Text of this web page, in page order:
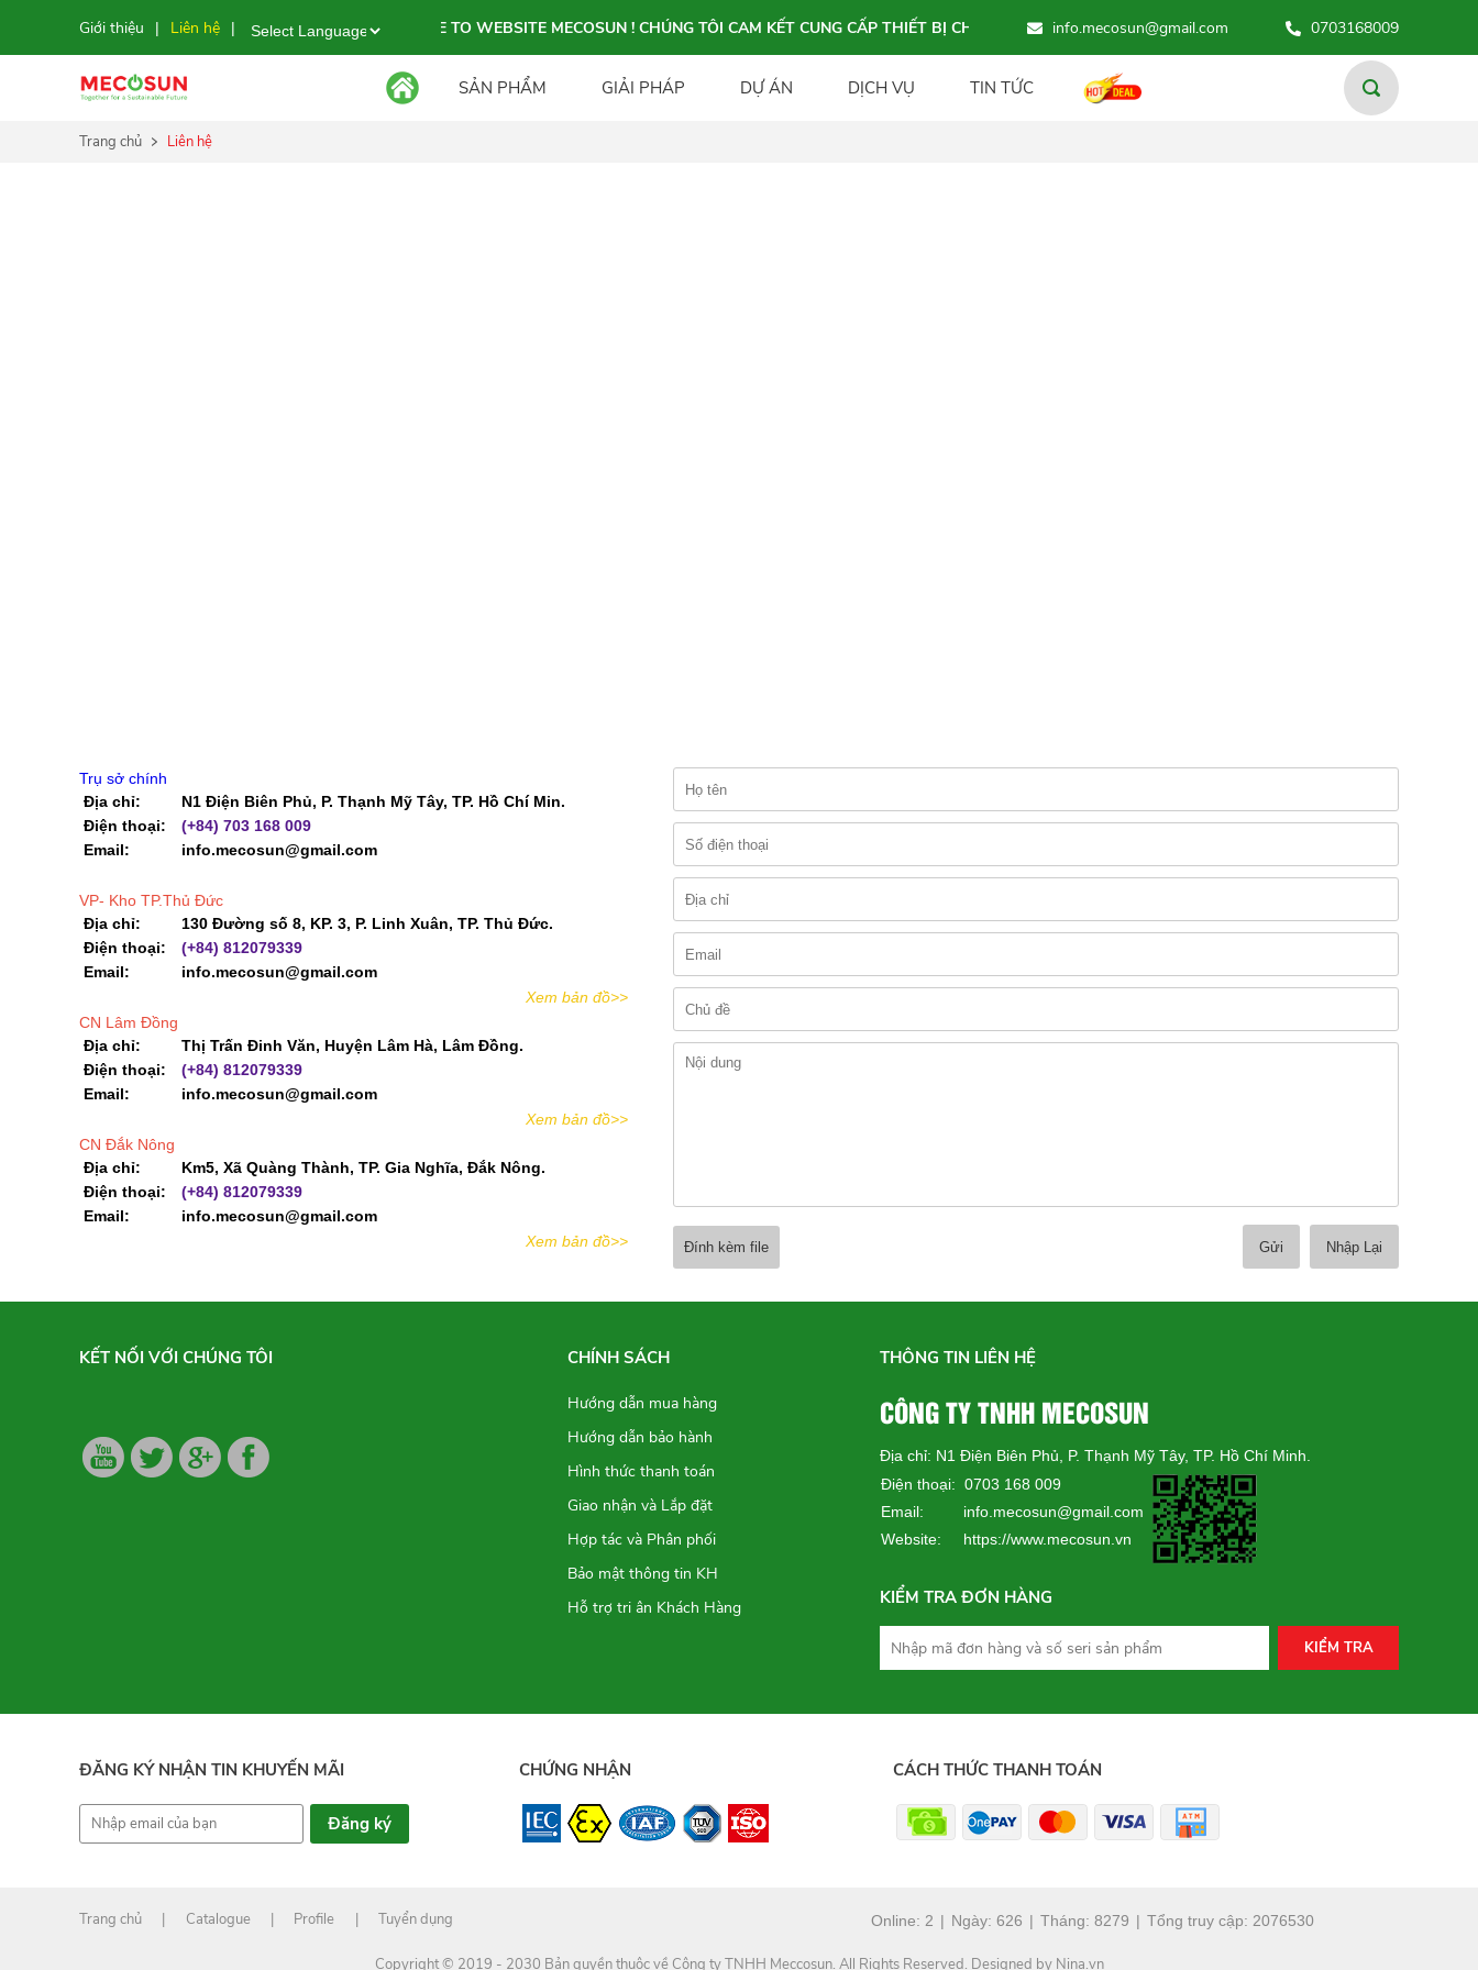
Giới thiệu | Liên hệ
|
Powered by
WELCOME TO WEBSITE MECOSUN ! CHÚNG TÔI CAM KẾT CUNG CẤP THIẾT BỊ CHÍNH HÃNG VÀ DỊCH VỤ TỐT NHẤT.
info.mecosun@gmail.com 0703168009
SẢN PHẨM GIẢI PHÁP DỰ ÁN DỊCH VỤ TIN TỨC
Trang chủ Liên hệ
Trụ sở chính
Địa chỉ:
N1 Điện Biên Phủ, P. Thạnh Mỹ Tây, TP. Hồ Chí Min.
Điện thoại:
(+84) 703 168 009
Email:
info.mecosun@gmail.com
VP- Kho TP.Thủ Đức
Địa chỉ:
130 Đường số 8, KP. 3, P. Linh Xuân, TP. Thủ Đức.
Điện thoại:
(+84) 812079339
Email:
info.mecosun@gmail.com
Xem bản đồ>>
CN Lâm Đồng
Địa chỉ:
Thị Trấn Đinh Văn, Huyện Lâm Hà, Lâm Đồng.
Điện thoại:
(+84) 812079339
Email:
info.mecosun@gmail.com
Xem bản đồ>>
CN Đắk Nông
Địa chỉ:
Km5, Xã Quàng Thành, TP. Gia Nghĩa, Đắk Nông.
Điện thoại:
(+84) 812079339
Email:
info.mecosun@gmail.com
Xem bản đồ>>
Đính kèm file
KẾT NỐI VỚI CHÚNG TÔI CHÍNH SÁCH
Hướng dẫn mua hàng
Hướng dẫn bảo hành
Hình thức thanh toán
Giao nhận và Lắp đặt
Hợp tác và Phân phối
Bảo mật thông tin KH
Hỗ trợ tri ân Khách Hàng
THÔNG TIN LIÊN HỆ
CÔNG TY TNHH MECOSUN
Địa chỉ: N1 Điện Biên Phủ, P. Thạnh Mỹ Tây, TP. Hồ Chí Minh.
Điện thoại: 0703 168 009
Email: info.mecosun@gmail.com
Website: https://www.mecosun.vn
KIỂM TRA ĐƠN HÀNG
KIỂM TRA
ĐĂNG KÝ NHẬN TIN KHUYẾN MÃI CHỨNG NHẬN CÁCH THỨC THANH TOÁN
Trang chủ | Catalogue | Profile | Tuyển dụng Online: 2 | Ngày: 626 | Tháng: 8279 | Tổng truy cập: 2076530
Copyright © 2019 - 2030 Bản quyền thuộc về Công ty TNHH Meccosun. All Rights Reserved. Designed by Nina.vn